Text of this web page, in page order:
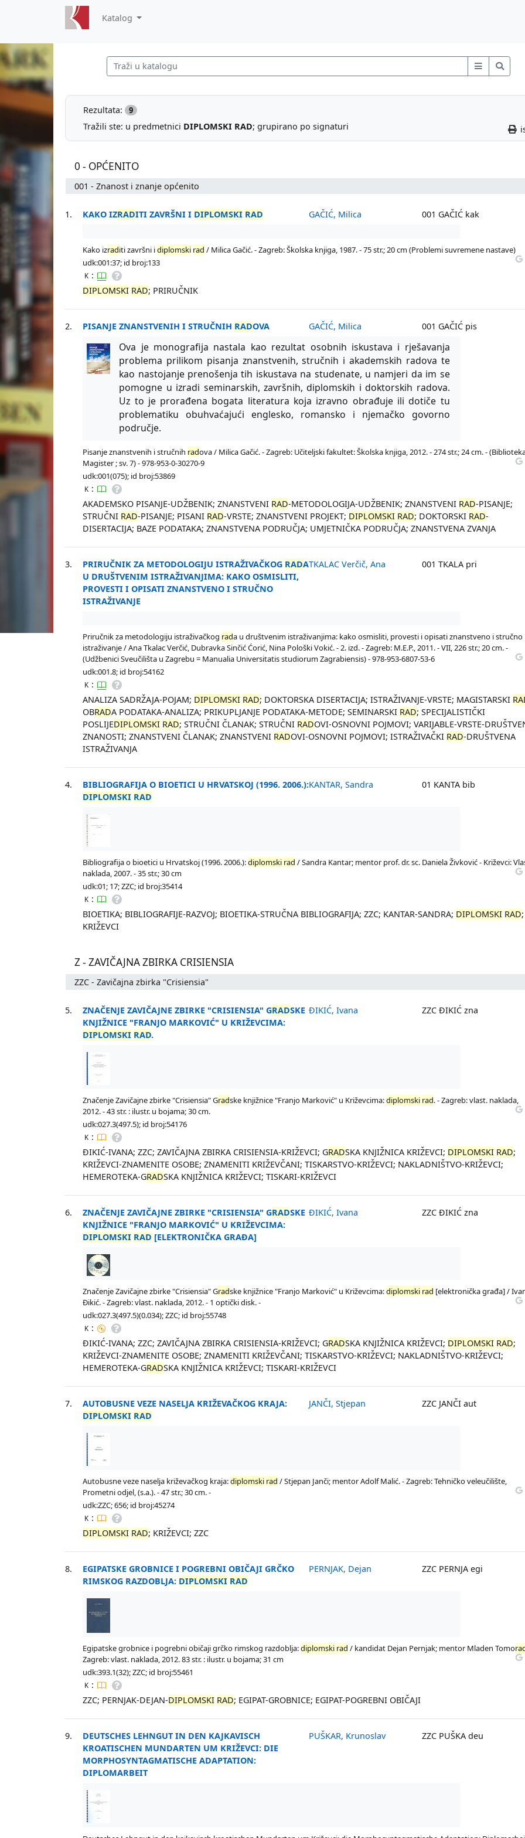
Katalog
Rezultata: 9
Tražili ste: u predmetnici DIPLOMSKI RAD; grupirano po signaturi
0 - OPĆENITO
001 - Znanost i znanje općenito
1. KAKO IZRADITI ZAVRŠNI I DIPLOMSKI RAD GAČIĆ, Milica 001 GAČIĆ kak
Kako izraditi završni idiplomski rad / Milica Gačić. - Zagreb: Školska knjiga, 1987. - 75 str.; 20 cm (Problemi suvremene nastave)
udk:001:37; id broj:133
K :
DIPLOMSKI RAD; PRIRUČNIK
2. PISANJE ZNANSTVENIH I STRUČNIH RADOVA GAČIĆ, Milica 001 GAČIĆ pis
Ova je monografija nastala kao rezultat osobnih iskustava i rješavanja
problema prilikom pisanja znanstvenih, stručnih i akademskih radova te
kao nastojanje prenošenja tih iskustava na studenate, u namjeri da im se
pomogne u izradi seminarskih, završnih, diplomskih i doktorskih radova.
Uz to je prorađena bogata literatura koja izravno obrađuje ili dotiče tu
problematiku obuhvaćajući englesko, romansko i njemačko govorno
područje.
Pisanje znanstvenih i stručnih radova / Milica Gačić. - Zagreb: Učiteljski fakultet: Školska knjiga, 2012. - 274 str.; 24 cm. -
Magister ; sv. 7) - 978-953-0-30270-9
udk:001(075); id broj:53869
K :
AKADEMSKO PISANJE-UDŽBENIK; ZNANSTVENI RAD-METODOLOGIJA-UDŽBENIK; ZNANSTVENI RAD-PISANJE;
STRUČNI RAD-PISANJE; PISANI RAD-VRSTE; ZNANSTVENI PROJEKT; DIPLOMSKI RAD; DOKTORSKI RAD-
DISERTACIJA; BAZE PODATAKA; ZNANSTVENA PODRUČJA; UMJETNIČKA PODRUČJA; ZNANSTVENA ZVANJA
3. PRIRUČNIK ZA METODOLOGIJU ISTRAŽIVAČKOG RADA
U DRUŠTVENIM ISTRAŽIVANJIMA: KAKO OSMISLITI,
PROVESTI I OPISATI ZNANSTVENO I STRUČNO
ISTRAŽIVANJE
TKALAC Verčič, Ana 001 TKALA pri
Priručnik za metodologiju istraživačkog rada u društvenim istraživanjima: kako osmisliti, provesti i opisati znanstveno i stručno
istraživanje / Ana Tkalac Verčić, Dubravka Sinčić Ćorić, Nina Pološki Vokić. - 2. izd. - Zagreb: M.E.P., 2011. - VII, 226 str.; 20 cm. -
(Udžbenici Sveučilišta u Zagrebu = Manualia Universitatis studiorum Zagrabiensis) - 978-953-6807-53-6
udk:001.8; id broj:54162
K :
ANALIZA SADRŽAJA-POJAM; DIPLOMSKI RAD; DOKTORSKA DISERTACIJA; ISTRAŽIVANJE-VRSTE; MAGISTARSKI
OBRADA PODATAKA-ANALIZA; PRIKUPLJANJE PODATAKA-METODE; SEMINARSKI RAD; SPECIJALISTIČKI
POSLIJEDIPLOMSKI RAD; STRUČNI ČLANAK; STRUČNI RADOVI-OSNOVNI POJMOVI; VARIJABLE-VRSTE-
ZNANOSTI; ZNANSTVENI ČLANAK; ZNANSTVENI RADOVI-OSNOVNI POJMOVI; ISTRAŽIVAČKI RAD-DRUŠTVENA
ISTRAŽIVANJA
4.
BIBLIOGRAFIJA O BIOETICI U HRVATSKOJ (1996. 2006.):
DIPLOMSKI RAD
KANTAR, Sandra 01 KANTA bib
Bibliografija o bioetici u Hrvatskoj (1996. 2006.):diplomski rad / Sandra Kantar; mentor prof. dr. sc. Daniela Živković - Križevci:
naklada, 2007. - 35 str.; 30 cm
udk:01; 17; ZZC; id broj:35414
K :
BIOETIKA; BIBLIOGRAFIJE-RAZVOJ; BIOETIKA-STRUČNA BIBLIOGRAFIJA; ZZC; KANTAR-SANDRA; DIPLOMSKI RAD;
KRIŽEVCI
Z - ZAVIČAJNA ZBIRKA CRISIENSIA
ZZC - Zavičajna zbirka "Crisiensia"
5. ZNAČENJE ZAVIČAJNE ZBIRKE "CRISIENSIA" GRADSKE
KNJIŽNICE "FRANJO MARKOVIĆ" U KRIŽEVCIMA:
DIPLOMSKI RAD.
ĐIKIĆ, Ivana ZZC ĐIKIĆ zna
Značenje Zavičajne zbirke "Crisiensia" Gradske knjižnice "Franjo Marković" u Križevcima:diplomski rad. - Zagreb: vlast. naklada,
2012. - 43 str. : ilustr. u bojama; 30 cm.
udk:027.3(497.5); id broj:54176
K :
ĐIKIĆ-IVANA; ZZC; ZAVIČAJNA ZBIRKA CRISIENSIA-KRIŽEVCI; GRADSKA KNJIŽNICA KRIŽEVCI; DIPLOMSKI RAD;
KRIŽEVCI-ZNAMENITE OSOBE; ZNAMENITI KRIŽEVČANI; TISKARSTVO-KRIŽEVCI; NAKLADNIŠTVO-KRIŽEVCI;
HEMEROTEKA-GRADSKA KNJIŽNICA KRIŽEVCI; TISKARI-KRIŽEVCI
6. ZNAČENJE ZAVIČAJNE ZBIRKE "CRISIENSIA" GRADSKE
KNJIŽNICE "FRANJO MARKOVIĆ" U KRIŽEVCIMA:
DIPLOMSKI RAD [ELEKTRONIČKA GRAĐA]
ĐIKIĆ, Ivana ZZC ĐIKIĆ zna
Značenje Zavičajne zbirke "Crisiensia" Gradske knjižnice "Franjo Marković" u Križevcima:diplomski rad [elektronička građa] /
Đikić. - Zagreb: vlast. naklada, 2012. - 1 optički disk. -
udk:027.3(497.5)(0.034); ZZC; id broj:55748
K :
ĐIKIĆ-IVANA; ZZC; ZAVIČAJNA ZBIRKA CRISIENSIA-KRIŽEVCI; GRADSKA KNJIŽNICA KRIŽEVCI; DIPLOMSKI RAD;
KRIŽEVCI-ZNAMENITE OSOBE; ZNAMENITI KRIŽEVČANI; TISKARSTVO-KRIŽEVCI; NAKLADNIŠTVO-KRIŽEVCI;
HEMEROTEKA-GRADSKA KNJIŽNICA KRIŽEVCI; TISKARI-KRIŽEVCI
7.
AUTOBUSNE VEZE NASELJA KRIŽEVAČKOG KRAJA:
DIPLOMSKI RAD
JANČI, Stjepan ZZC JANČI aut
Autobusne veze naselja križevačkog kraja:diplomski rad / Stjepan Janči; mentor Adolf Malić. - Zagreb: Tehničko veleučilište,
Prometni odjel, (s.a.). - 47 str.; 30 cm. -
udk:ZZC; 656; id broj:45274
K :
DIPLOMSKI RAD; KRIŽEVCI; ZZC
8.
EGIPATSKE GROBNICE I POGREBNI OBIČAJI GRČKO
RIMSKOG RAZDOBLJA: DIPLOMSKI RAD
PERNJAK, Dejan ZZC PERNJA egi
Egipatske grobnice i pogrebni običaji grčko rimskog razdoblja:diplomski rad / kandidat Dejan Pernjak; mentor Mladen Tomo
Zagreb: vlast. naklada, 2012. 83 str. : ilustr. u bojama; 31 cm
udk:393.1(32); ZZC; id broj:55461
K :
ZZC; PERNJAK-DEJAN-DIPLOMSKI RAD; EGIPAT-GROBNICE; EGIPAT-POGREBNI OBIČAJI
9.
DEUTSCHES LEHNGUT IN DEN KAJKAVISCH
KROATISCHEN MUNDARTEN UM KRIŽEVCI: DIE
MORPHOSYNTAGMATISCHE ADAPTATION:
DIPLOMARBEIT
PUŠKAR, Krunoslav ZZC PUŠKA deu